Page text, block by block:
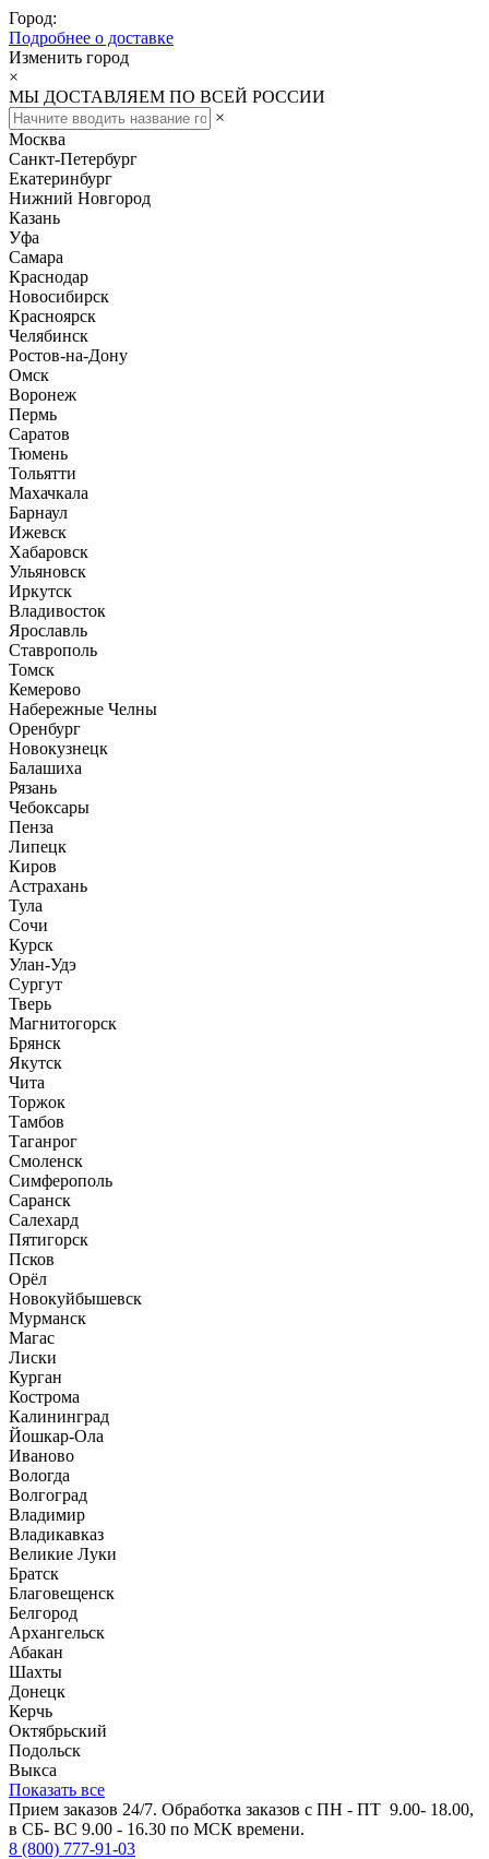
Город:
Подробнее о доставке
Изменить город
×
МЫ ДОСТАВЛЯЕМ ПО ВСЕЙ РОССИИ
×
Москва
Санкт-Петербург
Екатеринбург
Нижний Новгород
Казань
Уфа
Самара
Краснодар
Новосибирск
Красноярск
Челябинск
Ростов-на-Дону
Омск
Воронеж
Пермь
Саратов
Тюмень
Тольятти
Махачкала
Барнаул
Ижевск
Хабаровск
Ульяновск
Иркутск
Владивосток
Ярославль
Ставрополь
Томск
Кемерово
Набережные Челны
Оренбург
Новокузнецк
Балашиха
Рязань
Чебоксары
Пенза
Липецк
Киров
Астрахань
Тула
Сочи
Курск
Улан-Удэ
Сургут
Тверь
Магнитогорск
Брянск
Якутск
Чита
Торжок
Тамбов
Таганрог
Смоленск
Симферополь
Саранск
Салехард
Пятигорск
Псков
Орёл
Новокуйбышевск
Мурманск
Магас
Лиски
Курган
Кострома
Калининград
Йошкар-Ола
Иваново
Вологда
Волгоград
Владимир
Владикавказ
Великие Луки
Братск
Благовещенск
Белгород
Архангельск
Абакан
Шахты
Донецк
Керчь
Октябрьский
Подольск
Выкса
Показать все
Прием заказов 24/7. Обработка заказов с ПН - ПТ 9.00- 18.00,
в СБ- ВС 9.00 - 16.30 по МСК времени.
8 (800) 777-91-03